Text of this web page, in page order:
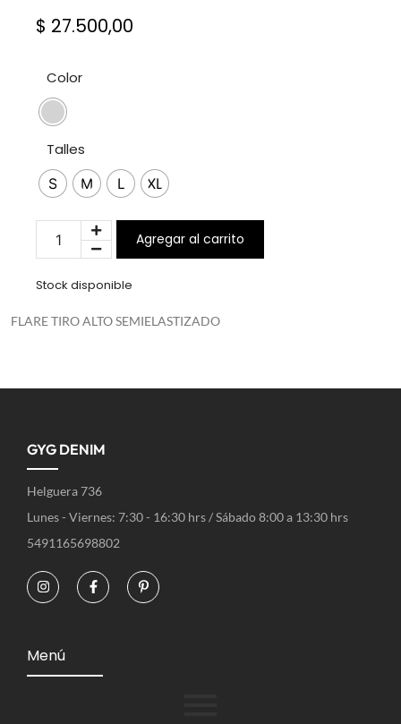
$ 27.500,00
Color
Talles
S M L XL
Agregar al carrito
Stock disponible
FLARE TIRO ALTO SEMIELASTIZADO
GYG DENIM
Helguera 736
Lunes - Viernes: 7:30 - 16:30 hrs / Sábado 8:00 a 13:30 hrs
5491165698802
Menú